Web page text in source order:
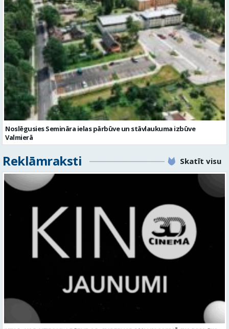
Noslēgusies Semināra ielas pārbūve un stāvlaukuma izbūve
Valmierā
Reklāmraksti Skatīt visu